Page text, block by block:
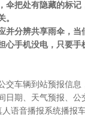
伞把处有隐藏的标记
。
并分辨共享雨伞，
心手机没电，只要
车辆到站预报信息
期、天气预报、公
语音播报系统播报